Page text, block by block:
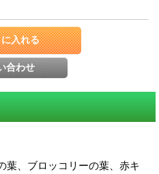
葉、ブロッコリーの葉、赤キ